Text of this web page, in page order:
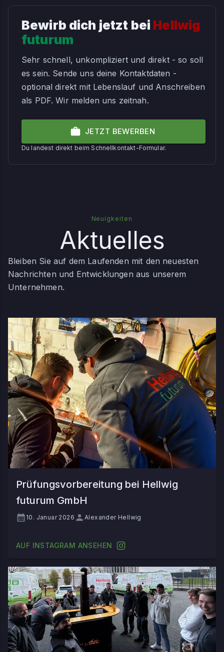
Bewirb dich jetzt bei Hellwig
futurum
Sehr schnell, unkompliziert und direkt - so soll
es sein. Sende uns deine Kontaktdaten -
optional direkt mit Lebenslauf und Anschreiben
als PDF. Wir melden uns zeitnah.
JETZT BEWERBEN
Du landest direkt beim Schnellkontakt-Formular.
Neuigkeiten
Aktuelles
Bleiben Sie auf dem Laufenden mit den neuesten
Nachrichten und Entwicklungen aus unserem
Unternehmen.
Prüfungsvorbereitung bei Hellwig
futurum GmbH
10. Januar 2026 Alexander Hellwig
AUF INSTAGRAM ANSEHEN